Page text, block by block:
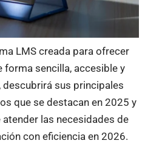
LMS creada para ofrecer
forma sencilla, accesible y
sus principales
que se destacan en 2025 y
las necesidades de
con eficiencia en 2026.